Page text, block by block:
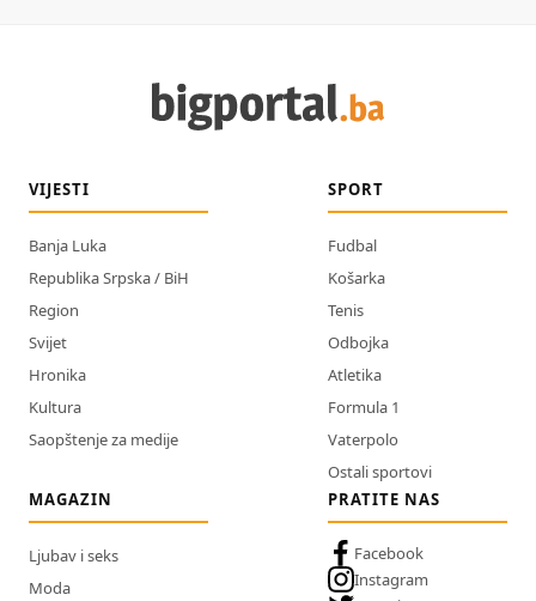
VIJESTI
Banja Luka
Republika Srpska / BiH
Region
Svijet
Hronika
Kultura
Saopštenje za medije
SPORT
Fudbal
Košarka
Tenis
Odbojka
Atletika
Formula 1
Vaterpolo
Ostali sportovi
MAGAZIN
Ljubav i seks
Moda
PRATITE NAS
Facebook
Instagram